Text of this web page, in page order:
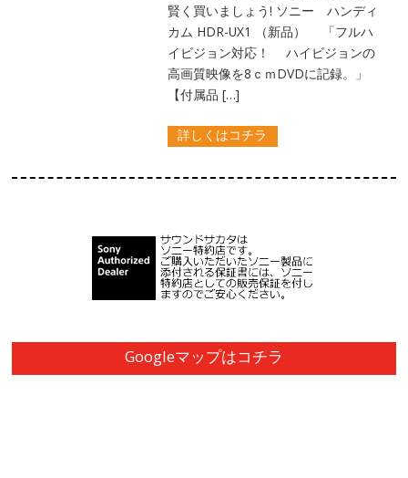
賢く買いましょう! ソニー ハンディ
カム HDR-UX1 （新品） 「フルハ
イビジョン対応！ ハイビジョンの
高画質映像を8ｃｍDVDに記録。」
【付属品 […]
詳しくはコチラ
Googleマップはコチラ